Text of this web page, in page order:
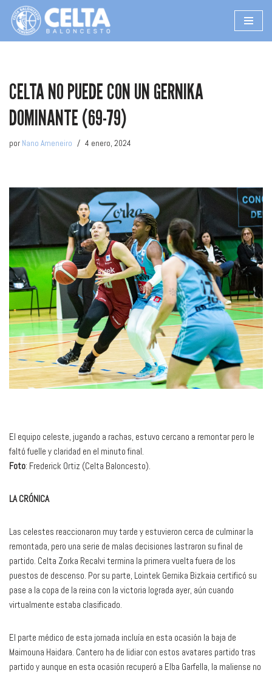
Saltar
CELTA NO PUEDE CON UN GERNIKA
DOMINANTE (69-79)
por Nano Ameneiro 4 enero, 2024
El equipo celeste, jugando a rachas, estuvo cercano a remontar pero le
faltó fuelle y claridad en el minuto final.
Foto: Frederick Ortiz (Celta Baloncesto).
LA CRÓNICA
Las celestes reaccionaron muy tarde y estuvieron cerca de culminar la
remontada, pero una serie de malas decisiones lastraron su final de
partido. Celta Zorka Recalvi termina la primera vuelta fuera de los
puestos de descenso. Por su parte, Lointek Gernika Bizkaia certificó su
pase a la copa de la reina con la victoria lograda ayer, aún cuando
virtualmente estaba clasificado.
El parte médico de esta jornada incluía en esta ocasión la baja de
Maimouna Haidara. Cantero ha de lidiar con estos avatares partido tras
partido y aunque en esta ocasión recuperó a Elba Garfella, la maliense no